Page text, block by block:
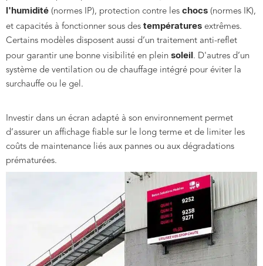
l'humidité (normes IP), protection contre les chocs (normes IK),
et capacités à fonctionner sous des températures extrêmes.
Certains modèles disposent aussi d’un traitement anti-reflet
pour garantir une bonne visibilité en plein soleil. D'autres d’un
système de ventilation ou de chauffage intégré pour éviter la
surchauffe ou le gel.
Investir dans un écran adapté à son environnement permet
d’assurer un affichage fiable sur le long terme et de limiter les
coûts de maintenance liés aux pannes ou aux dégradations
prématurées.